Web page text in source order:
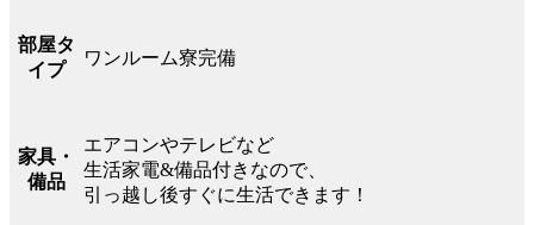
部屋タ
イプ
ワンルーム寮完備
家具・
備品
エアコンやテレビなど
生活家電&備品付きなので、
引っ越し後すぐに生活できます！